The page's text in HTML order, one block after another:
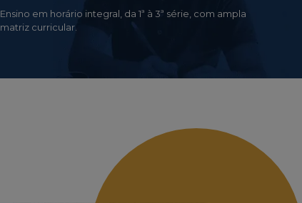
Ensino em horário integral, da 1ª à 3ª série, com ampla
matriz curricular.